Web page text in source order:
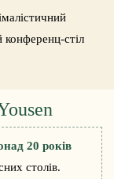
конференц-стіл
20 років
столів.